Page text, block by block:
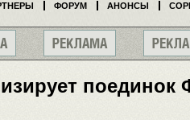
ФОРУМ АНОНСЫ